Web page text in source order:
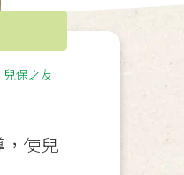
兒保之友
使兒